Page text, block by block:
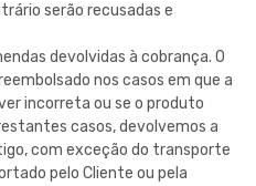
serão recusadas e
devolvidas à cobrança. O
nos casos em que a
incorreta ou se o produto
casos, devolvemos a
com exceção do transporte
pelo Cliente ou pela